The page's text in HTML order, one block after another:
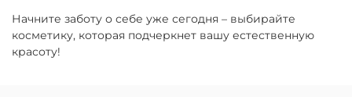
Начните заботу о себе уже сегодня – выбирайте
косметику, которая подчеркнет вашу естественную
красоту!